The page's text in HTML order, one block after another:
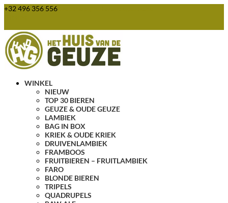
+32 496 356 556
WINKEL
NIEUW
TOP 30 BIEREN
GEUZE & OUDE GEUZE
LAMBIEK
BAG IN BOX
KRIEK & OUDE KRIEK
DRUIVENLAMBIEK
FRAMBOOS
FRUITBIEREN – FRUITLAMBIEK
FARO
BLONDE BIEREN
TRIPELS
QUADRUPELS